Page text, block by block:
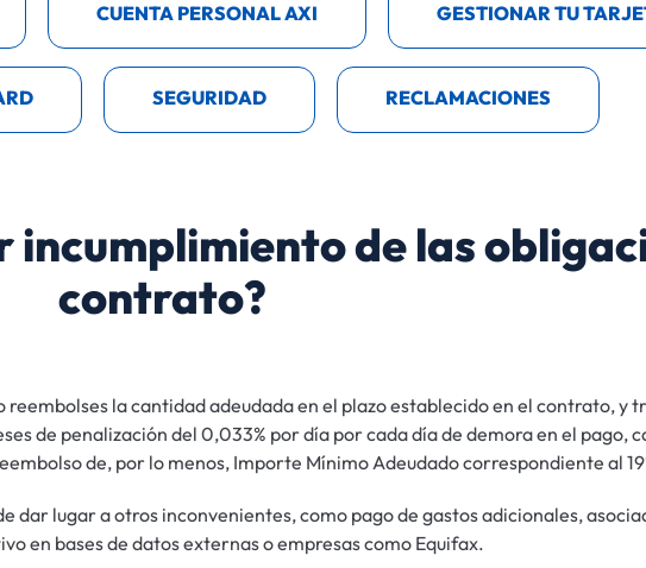
CUENTA PERSONAL AXI GESTIONAR TU
SEGURIDAD RECLAMACIONES
de las
contrato?
la cantidad adeudada en el plazo establecido en el contrato, y
de penalización del 0,033% por día por cada día de demora en el pago,
de, por lo menos, Importe Mínimo Adeudado correspondiente al
lugar a otros inconvenientes, como pago de gastos adicionales,
en bases de datos externas o empresas como Equifax.